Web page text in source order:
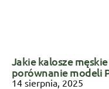
Jakie kalosze
porównanie modeli
14 sierpnia, 2025